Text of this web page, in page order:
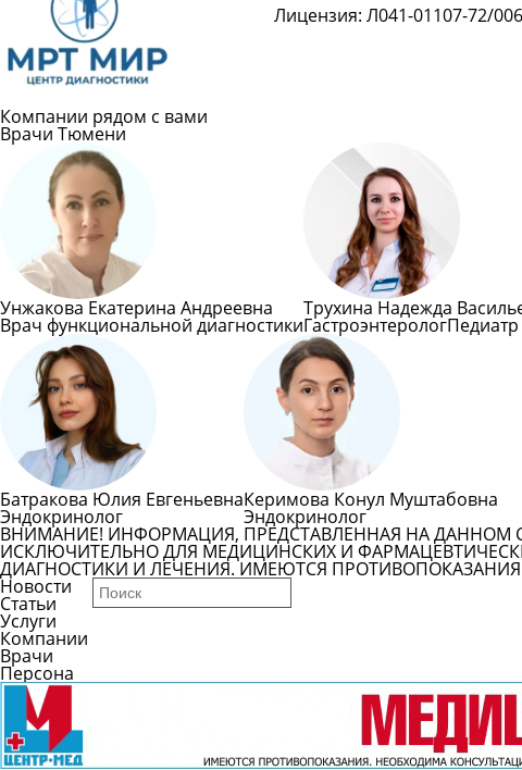
Лицензия: Л041-01107-72/
Компании рядом с вами
Врачи Тюмени
Унжакова Екатерина Андреевна
Врач функциональной диагностики
Трухина Надежда
ГастроэнтерологПедиатр
Батракова Юлия Евгеньевна
Эндокринолог
Керимова Конул Муштабовна
Эндокринолог
ВНИМАНИЕ! ИНФОРМАЦИЯ, ПРЕДСТАВЛЕННАЯ НА ДАННОМ
ИСКЛЮЧИТЕЛЬНО ДЛЯ МЕДИЦИНСКИХ И
ДИАГНОСТИКИ И ЛЕЧЕНИЯ. ИМЕЮТСЯ
Новости
Статьи
Услуги
Компании
Врачи
Персона